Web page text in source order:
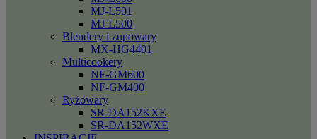
MJ-L501
MJ-L500
Blendery i zupowary
MX-HG4401
Multicookery
NF-GM600
NF-GM400
Ryżowary
SR-DA152KXE
SR-DA152WXE